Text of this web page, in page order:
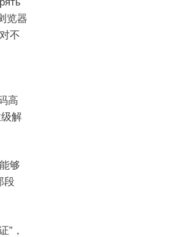
览器
不
高
解
够
段
”，